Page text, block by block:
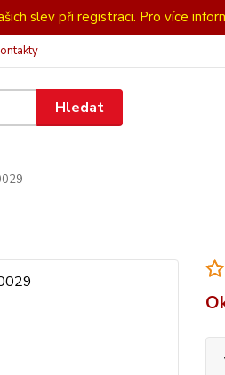
slev při registraci. Pro více
Hledat